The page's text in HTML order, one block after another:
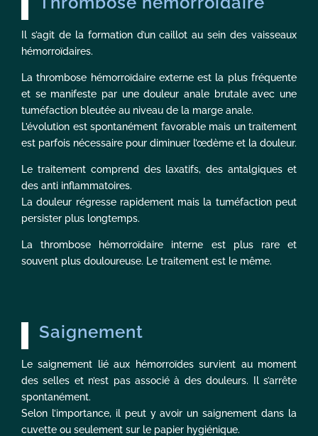
Il s’agit de la formation d’un caillot au sein des vaisseaux
hémorroïdaires.
La thrombose hémorroïdaire externe est la plus fréquente
et se manifeste par une douleur anale brutale avec une
tuméfaction bleutée au niveau de la marge anale.
L’évolution est spontanément favorable mais un traitement
est parfois nécessaire pour diminuer l’œdème et la douleur.
Le traitement comprend des laxatifs, des antalgiques et
des anti inflammatoires.
La douleur régresse rapidement mais la tuméfaction peut
persister plus longtemps.
La thrombose hémorroïdaire interne est plus rare et
souvent plus douloureuse. Le traitement est le même.
Saignement
Le saignement lié aux hémorroïdes survient au moment
des selles et n’est pas associé à des douleurs. Il s’arrête
spontanément.
Selon l’importance, il peut y avoir un saignement dans la
cuvette ou seulement sur le papier hygiénique.